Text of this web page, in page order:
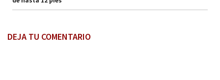
DEJA TU COMENTARIO